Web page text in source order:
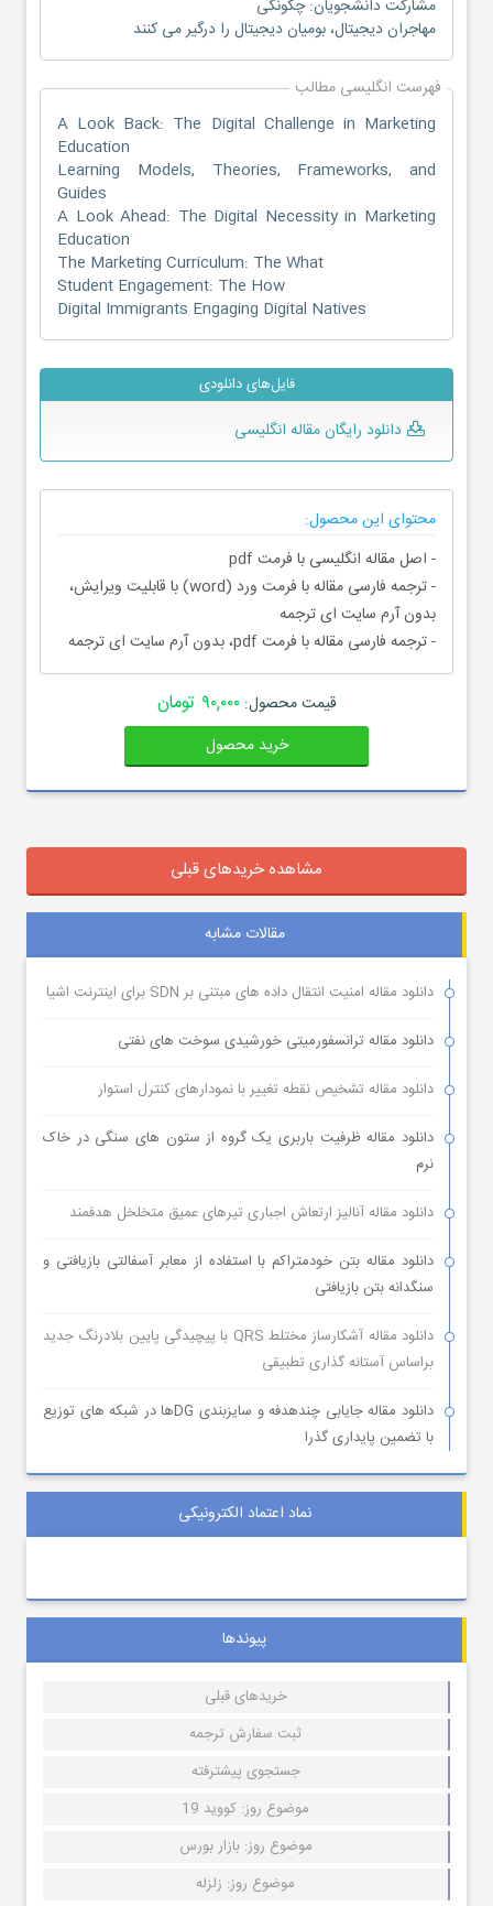
مشارکت دانشجویان: چگونگی
مهاجران دیجیتال، بومیان دیجیتال را درگیر می کنند
فهرست انگلیسی مطالب
A Look Back: The Digital Challenge in Marketing
Education
Learning Models, Theories, Frameworks, and
Guides
A Look Ahead: The Digital Necessity in Marketing
Education
The Marketing Curriculum: The What
Student Engagement: The How
Digital Immigrants Engaging Digital Natives
فایل‌های دانلودی
دانلود رایگان مقاله انگلیسی
محتوای این محصول:
- اصل مقاله انگلیسی با فرمت pdf
- ترجمه فارسی مقاله با فرمت ورد (word) با قابلیت ویرایش،
بدون آرم سایت ای ترجمه
- ترجمه فارسی مقاله با فرمت pdf، بدون آرم سایت ای ترجمه
قیمت محصول:۹۰,۰۰۰ تومان
خرید محصول
مشاهده خریدهای قبلی
مقالات مشابه
دانلود مقاله امنیت انتقال داده های مبتنی بر SDN برای اینترنت اشیا
دانلود مقاله ترانسفورمیتی خورشیدی سوخت های نفتی
دانلود مقاله تشخیص نقطه تغییر با نمودارهای کنترل استوار
دانلود مقاله ظرفیت باربری یک گروه از ستون های سنگی در خاک
نرم
دانلود مقاله آنالیز ارتعاش اجباری تیرهای عمیق متخلخل هدفمند
دانلود مقاله بتن خودمتراکم با استفاده از معابر آسفالتی بازیافتی و
سنگدانه بتن بازیافتی
دانلود مقاله آشکارساز مختلط QRS با پیچیدگی پایین بلادرنگ جدید
براساس آستانه گذاری تطبیقی
دانلود مقاله جایابی چندهدفه و سایزبندی DGها در شبکه های توزیع
با تضمین پایداری گذرا
نماد اعتماد الکترونیکی
پیوندها
خریدهای قبلی
ثبت سفارش ترجمه
جستجوی پیشترفته
موضوع روز: کووید 19
موضوع روز: بازار بورس
موضوع روز: زلزله